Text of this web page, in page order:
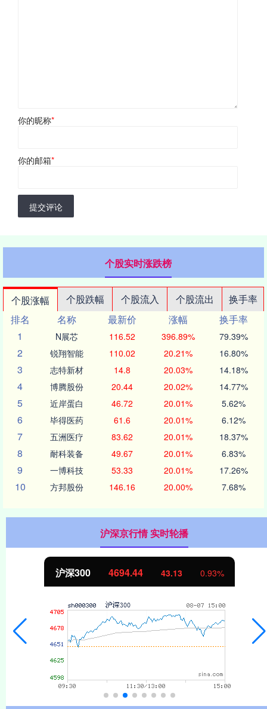
你的昵称*
你的邮箱*
提交评论
个股实时涨跌榜
个股涨幅 个股跌幅 个股流入 个股流出
换手率
排名
名称 最新价 涨幅
换手率
1
N展芯 116.52 396.89% 79.39%
2 锐翔智能 110.02 20.21% 16.80%
3 志特新材 14.8 20.03% 14.18%
4 博腾股份 20.44 20.02% 14.77%
5 近岸蛋白 46.72 20.01% 5.62%
6 毕得医药 61.6 20.01% 6.12%
7 五洲医疗 83.62 20.01% 18.37%
8 耐科装备 49.67 20.01% 6.83%
9 一博科技 53.33 20.01% 17.26%
10 方邦股份 146.16 20.00% 7.68%
沪深京行情 实时轮播
沪深300 4694.44 43.13 0.93%